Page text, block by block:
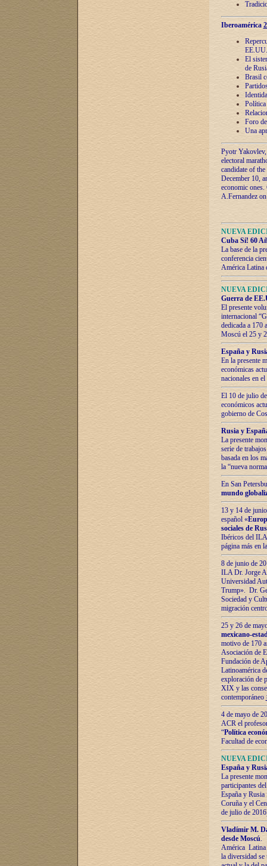
Iberoamérica
EE.UU.
El
de
Brasil
Política
Foro
Una
Pyotr
electoral
candidate of
December 10,
economic
A.Fernandez
NUEVA
Cuba Sí! 60
La base de la
conferencia
América Latina
NUEVA
Guerra de
El presente
internacional
dedicada a 170
Moscú el 25 y
España y
En la presente
económicas
nacionales en
El 10 de julio
económicos
gobierno de
Rusia y
La presente
serie de
basada en los
la “nueva
En San
mundo
13 y 14 de
español «
sociales de
Ibéricos del ILA
página más en
8 de junio de
ILA Dr. Jorge
Universidad
Trump». Dr.
Sociedad y
migración
25 y 26 de
mexicano-
motivo de 170
Asociación de
Fundación de
Latinoamérica
exploración de
XIX y las
contemporáneo
4 de mayo de
ACR el
“Política
Facultad de
NUEVA
España y
La presente
participantes
España y
Coruña y el
de julio de
Vladímir М.
desde Moscú.
América Latina
la diversidad